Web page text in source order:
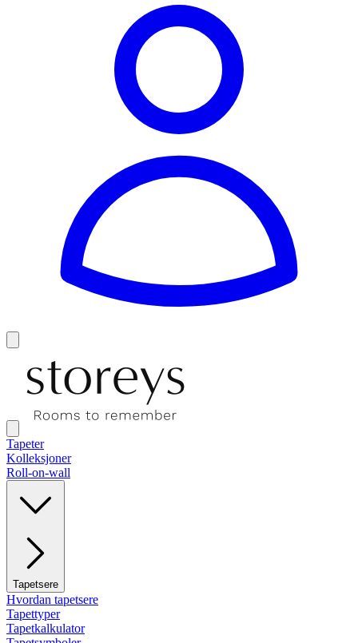
Tapeter
Kolleksjoner
Roll-on-wall
Tapetsere
Hvordan tapetsere
Tapettyper
Tapetkalkulator